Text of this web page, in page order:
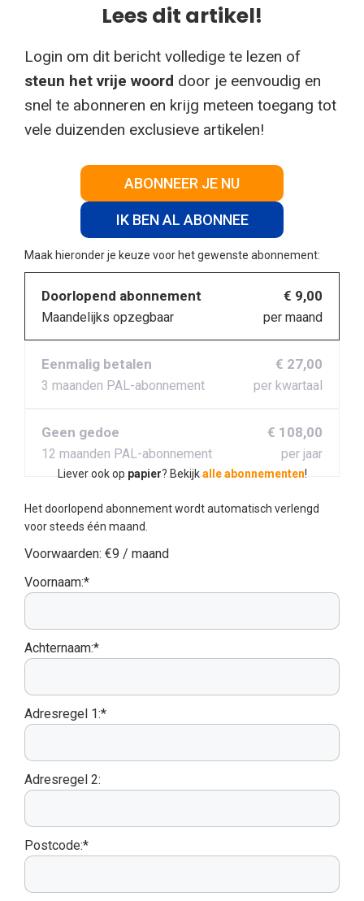
Lees dit artikel!
Login om dit bericht volledige te lezen of
steun het vrije woord door je eenvoudig en
snel te abonneren en krijg meteen toegang tot
vele duizenden exclusieve artikelen!
ABONNEER JE NU
IK BEN AL ABONNEE
Maak hieronder je keuze voor het gewenste abonnement:
Doorlopend abonnement
Maandelijks opzegbaar
€ 9,00
per maand
Eenmalig betalen
3 maanden PAL-abonnement
€ 27,00
per kwartaal
Geen gedoe
12 maanden PAL-abonnement
€ 108,00
per jaar
Liever ook op papier? Bekijkalle abonnementen!
Het doorlopend abonnement wordt automatisch verlengd
voor steeds één maand.
Voorwaarden: €9 / maand
Voornaam:*
Achternaam:*
Adresregel 1:*
Adresregel 2:
Postcode:*